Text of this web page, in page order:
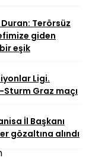
Terörsüz
giden
eşik
Ligi.
Graz maçı
İl Başkanı
gözaltına alındı